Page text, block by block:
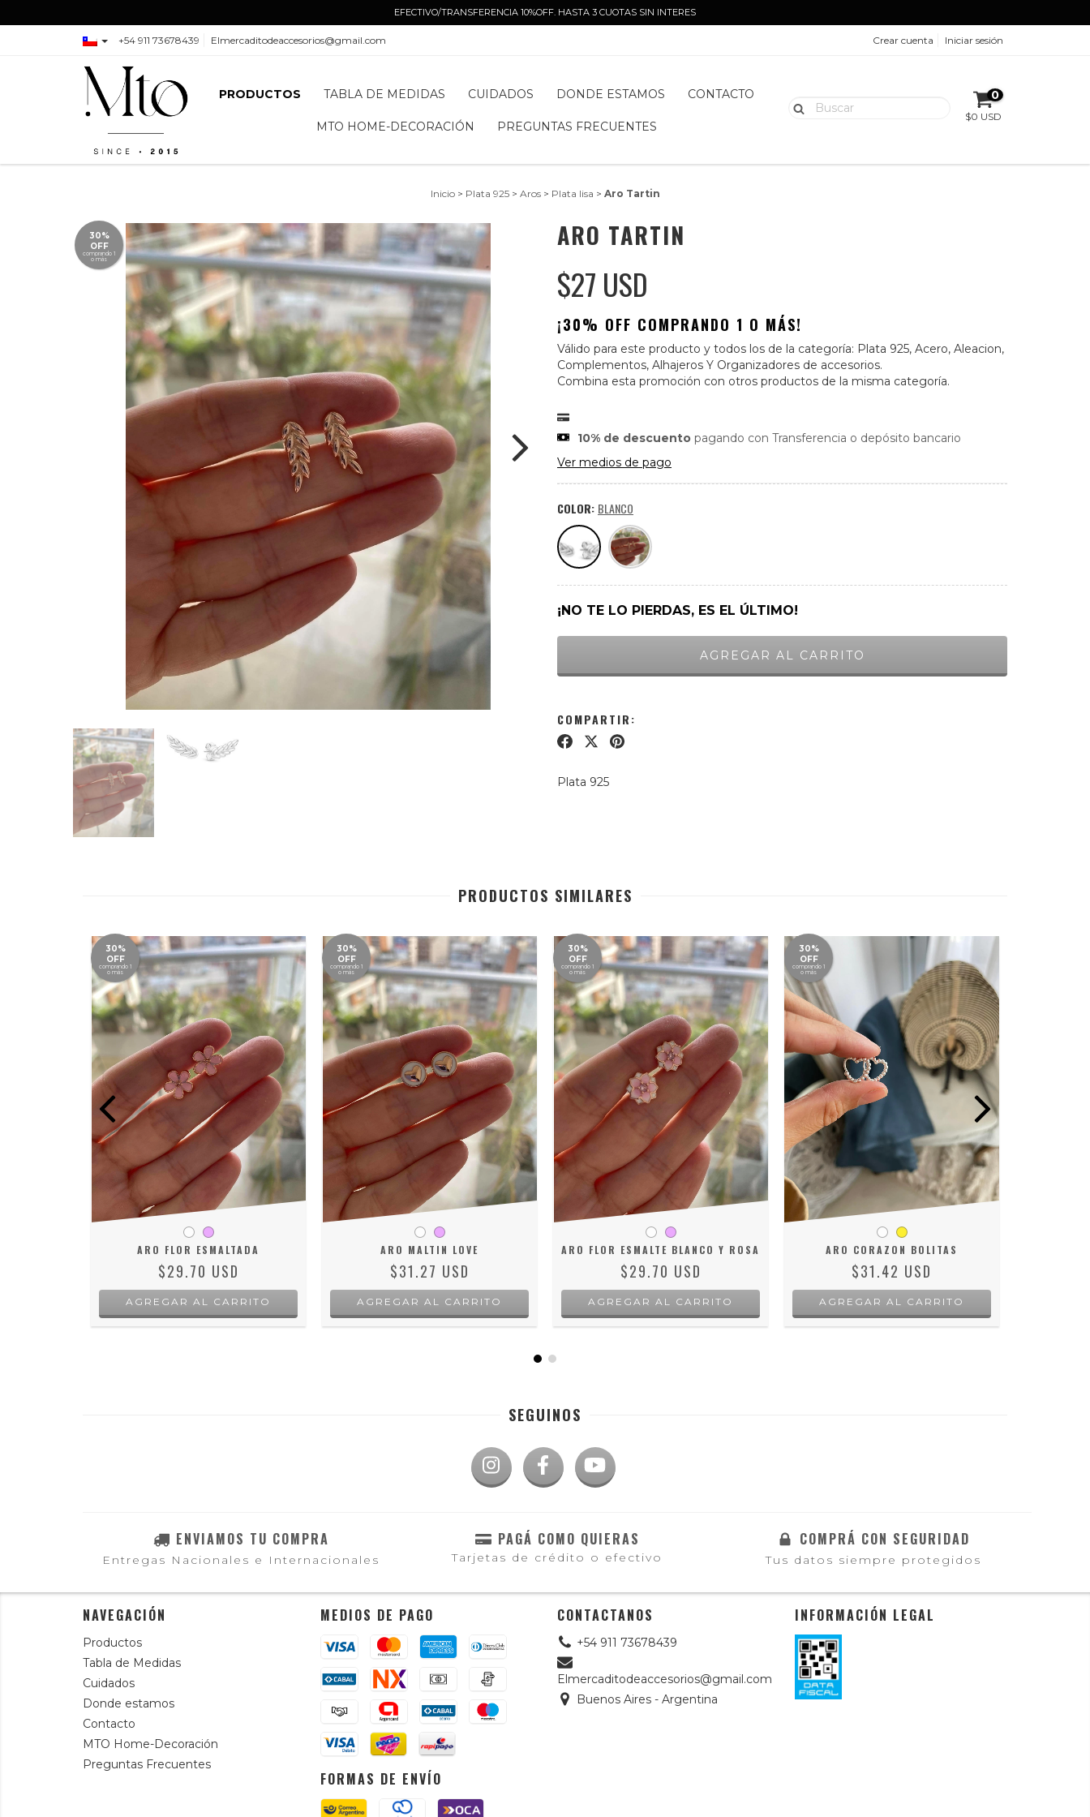
EFECTIVO/TRANSFERENCIA 10%OFF. HASTA 3 CUOTAS SIN INTERES
+54 911 73678439 Elmercaditodeaccesorios@gmail.com Crear cuenta Iniciar sesión
PRODUCTOS TABLA DE MEDIDAS CUIDADOS DONDE ESTAMOS CONTACTO
MTO HOME-DECORACIÓN PREGUNTAS FRECUENTES
0
$0 USD
Inicio > Plata 925 > Aros > Plata lisa > Aro Tartin
30%
OFF
comprando 1
o más
ARO TARTIN
$27 USD
¡30% OFF COMPRANDO 1 O MÁS!
Válido para este producto y todos los de la categoría: Plata 925, Acero, Aleacion,
Complementos, Alhajeros Y Organizadores de accesorios.
Combina esta promoción con otros productos de la misma categoría.
10% de descuento pagando con Transferencia o depósito bancario
Ver medios de pago
COLOR: BLANCO
¡NO TE LO PIERDAS, ES EL ÚLTIMO!
COMPARTIR:
Plata 925
PRODUCTOS SIMILARES
30%
OFF
comprando 1
o más
ARO FLOR ESMALTADA
$29.70 USD
AGREGAR AL CARRITO
30%
OFF
comprando 1
o más
ARO MALTIN LOVE
$31.27 USD
AGREGAR AL CARRITO
30%
OFF
comprando 1
o más
ARO FLOR ESMALTE BLANCO Y ROSA
$29.70 USD
AGREGAR AL CARRITO
30%
OFF
comprando 1
o más
ARO CORAZON BOLITAS
$31.42 USD
AGREGAR AL CARRITO
SEGUINOS
ENVIAMOS TU COMPRA
Entregas Nacionales e Internacionales
PAGÁ COMO QUIERAS
Tarjetas de crédito o efectivo
COMPRÁ CON SEGURIDAD
Tus datos siempre protegidos
NAVEGACIÓN
Productos
Tabla de Medidas
Cuidados
Donde estamos
Contacto
MTO Home-Decoración
Preguntas Frecuentes
MEDIOS DE PAGO
FORMAS DE ENVÍO
CONTACTANOS
+54 911 73678439
Elmercaditodeaccesorios@gmail.com
Buenos Aires - Argentina
INFORMACIÓN LEGAL